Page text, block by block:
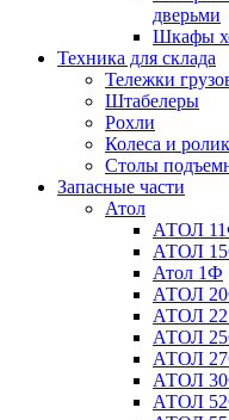
дверьми
Шкафы
Техника для склада
Тележки
Штабелеры
Рохли
Колеса и
Столы
Запасные части
Атол
АТОЛ
АТОЛ
Атол 1Ф
АТОЛ
АТОЛ
АТОЛ
АТОЛ
АТОЛ
АТОЛ